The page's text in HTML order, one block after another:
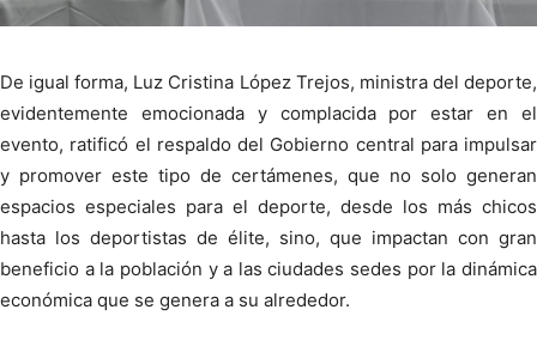
De igual forma, Luz Cristina López Trejos, ministra del deporte,
evidentemente emocionada y complacida por estar en el
evento, ratificó el respaldo del Gobierno central para impulsar
y promover este tipo de certámenes, que no solo generan
espacios especiales para el deporte, desde los más chicos
hasta los deportistas de élite, sino, que impactan con gran
beneficio a la población y a las ciudades sedes por la dinámica
económica que se genera a su alrededor.